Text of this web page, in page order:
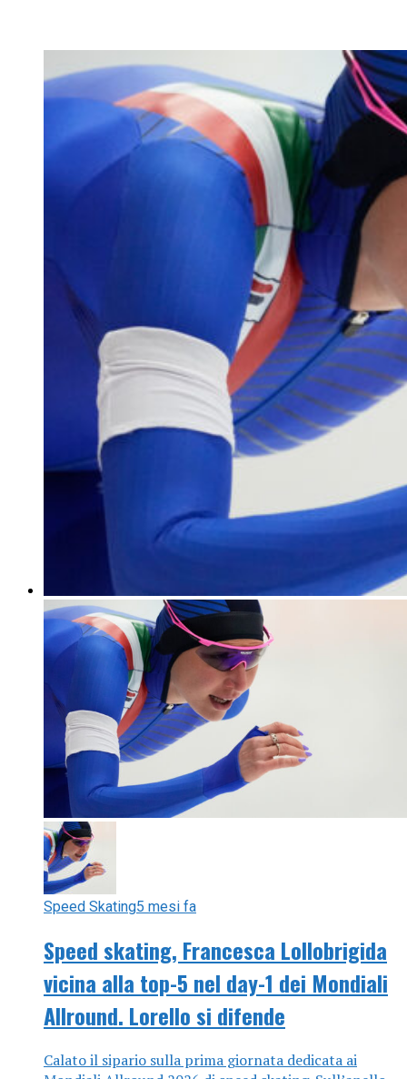
Speed Skating5 mesi fa
Speed skating, Francesca Lollobrigida
vicina alla top-5 nel day-1 dei Mondiali
Allround. Lorello si difende
Calato il sipario sulla prima giornata dedicata ai